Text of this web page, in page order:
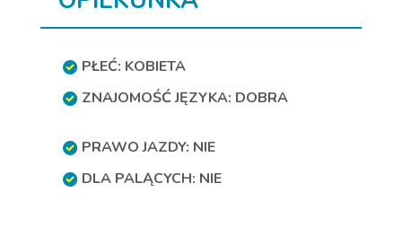
PŁEĆ: KOBIETA
ZNAJOMOŚĆ JĘZYKA: DOBRA
PRAWO JAZDY: NIE
DLA PALĄCYCH: NIE